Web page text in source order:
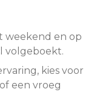
weekend en op
volgeboekt.
kies voor
een vroeg